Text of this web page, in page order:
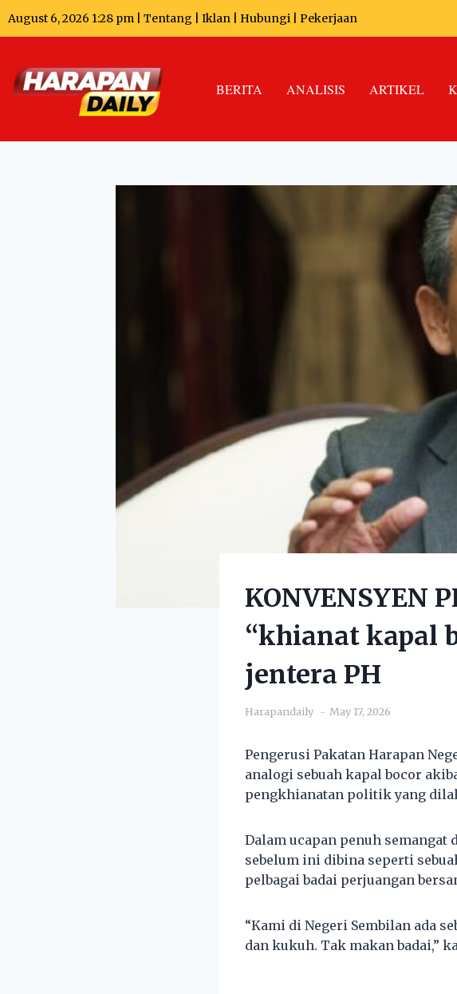
August 6, 2026 1:28 pm | Tentang Iklan Hubungi Pekerjaan
BERITA ANALISIS ARTIKEL
KONVENSYEN
“khianat kapal
jentera PH
Harapandaily May 17, 2026
Pengerusi Pakatan Harapan
analogi sebuah kapal bocor
pengkhianatan politik yang
Dalam ucapan penuh semangat
sebelum ini dibina seperti
pelbagai badai perjuangan
“Kami di Negeri Sembilan ada
dan kukuh. Tak makan badai,”